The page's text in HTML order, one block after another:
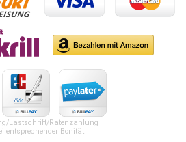
Lastschrift/Ratenzahlung
entsprechender Bonität!